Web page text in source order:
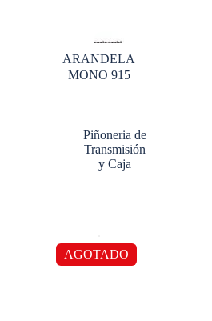
ARANDELA
MONO 915
Piñoneria de
Transmisión
y Caja
AGOTADO